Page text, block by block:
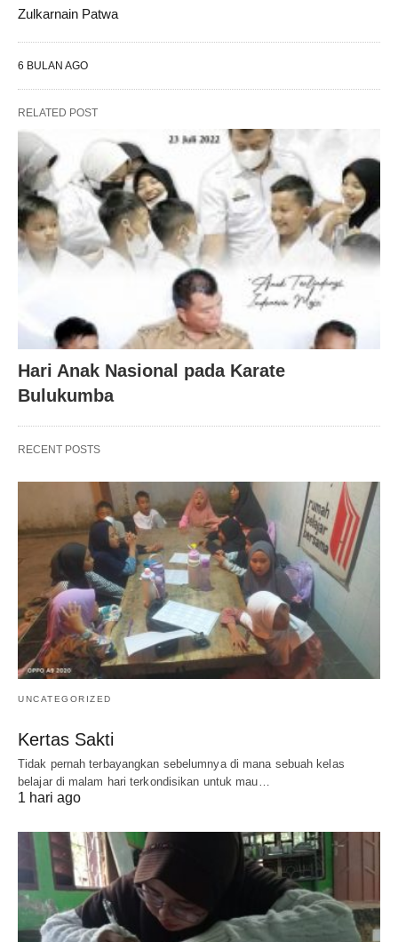
Zulkarnain Patwa
6 BULAN AGO
RELATED POST
Hari Anak Nasional pada Karate
Bulukumba
RECENT POSTS
UNCATEGORIZED
Kertas Sakti
Tidak pernah terbayangkan sebelumnya di mana sebuah kelas
belajar di malam hari terkondisikan untuk mau…
1 hari ago